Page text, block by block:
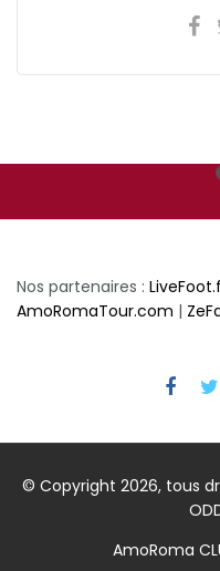
Nos partenaires :
AmoRomaTour.com |
© Copyright 2026, tous
AmoRoma